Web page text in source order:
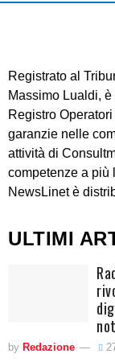
Registrato al
Massimo Lualdi, è
Registro
garanzie nelle
attività di
competenze a più
NewsLinet è
ULTIMI
by Redazione